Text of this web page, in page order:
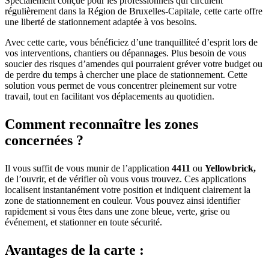
régulièrement dans la Région de Bruxelles-Capitale, cette carte offre
une liberté de stationnement adaptée à vos besoins.
Avec cette carte, vous bénéficiez d’une tranquilliteé d’esprit lors de
vos interventions, chantiers ou dépannages. Plus besoin de vous
soucier des risques d’amendes qui pourraient gréver votre budget ou
de perdre du temps à chercher une place de stationnement. Cette
solution vous permet de vous concentrer pleinement sur votre
travail, tout en facilitant vos déplacements au quotidien.
Comment reconnaître les zones
concernées ?
Il vous suffit de vous munir de l’application 4411 ou Yellowbrick,
de l’ouvrir, et de vérifier où vous vous trouvez. Ces applications
localisent instantanément votre position et indiquent clairement la
zone de stationnement en couleur. Vous pouvez ainsi identifier
rapidement si vous êtes dans une zone bleue, verte, grise ou
événement, et stationner en toute sécurité.
Avantages de la carte :